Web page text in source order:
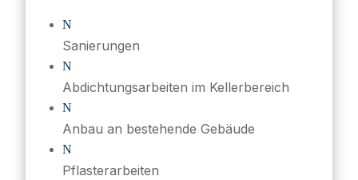
N
Sanierungen
N
Abdichtungsarbeiten im Kellerbereich
N
Anbau an bestehende Gebäude
N
Pflasterarbeiten